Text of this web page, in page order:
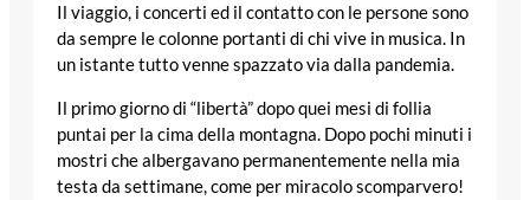
Il viaggio, i concerti ed il contatto con le persone sono
da sempre le colonne portanti di chi vive in musica. In
un istante tutto venne spazzato via dalla pandemia.
Il primo giorno di “libertà” dopo quei mesi di follia
puntai per la cima della montagna. Dopo pochi minuti i
mostri che albergavano permanentemente nella mia
testa da settimane, come per miracolo scomparvero!